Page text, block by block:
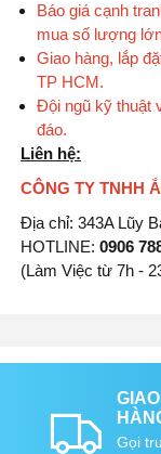
Báo giá cạnh
mua số lượng
Giao hàng, lắp
TP HCM.
Đội ngũ kỹ thuật
đáo.
Liên hệ:
CÔNG TY TNHH
Địa chỉ: 343A Lũy
HOTLINE: 0906
(Làm Việc từ 7h -
Gọi